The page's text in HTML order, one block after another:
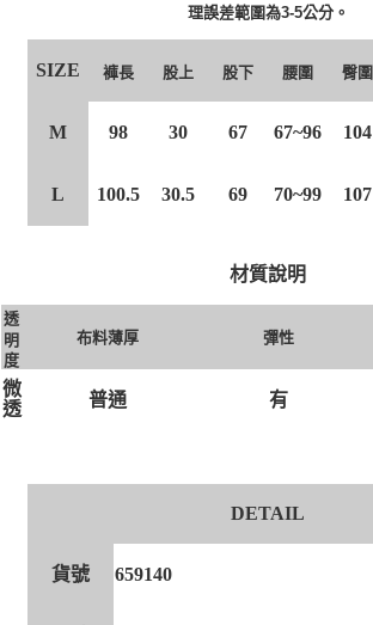
理誤差範圍為3-5公分。
SIZE 褲長 股上 股下 腰圍 臀圍
M 98 30 67 67~96 104
L 100.5 30.5 69 70~99 107
材質說明
透
明
度
布料薄厚 彈性
微
透
普通 有
DETAIL
貨號 659140